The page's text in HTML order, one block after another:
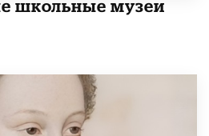
школьные музеи